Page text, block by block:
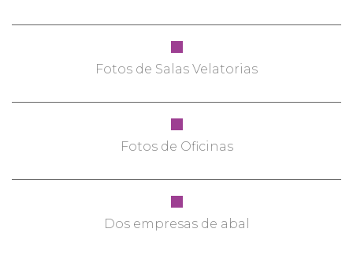
Fotos de Salas Velatorias
Fotos de Oficinas
Dos empresas de abal